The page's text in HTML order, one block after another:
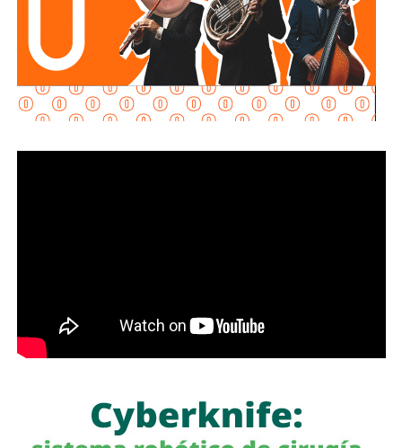
desnivel Manuel José Othón y el bulevar Jacobo Payán,
además del monitoreo permanente en el Puente Pemex.
Por su parte,
Interapas puso en operación la bomba
automática instalada en el Puente Pemex
La Dirección de Gestión Ecológica y Manejo de
desplegó cuadrillas para retirar ramas, residuos y
materiales acumulados en coladeras y alcantarillas,